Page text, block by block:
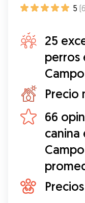
5 (
25
perros
Campo
Precio
66
canina